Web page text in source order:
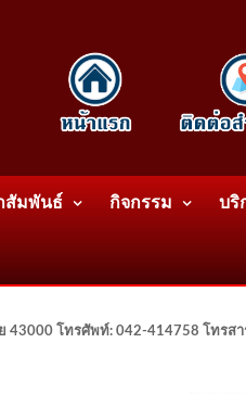
สัมพันธ์ กิจกรรม บริ
โทรศัพท์: 042-414758 โทรสา